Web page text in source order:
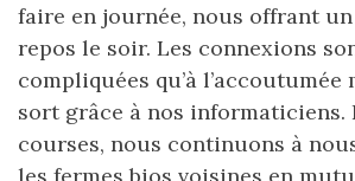
faire en journée, nous offrant
repos le soir. Les connexions
compliquées qu’à l’accoutumée
sort grâce à nos informaticiens.
courses, nous continuons à